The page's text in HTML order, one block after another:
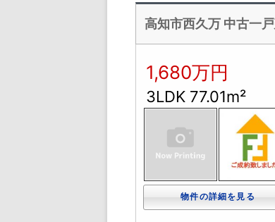
高知市西久万 中古一
1,680万円
3LDK 77.01m²
物件の詳細を見る